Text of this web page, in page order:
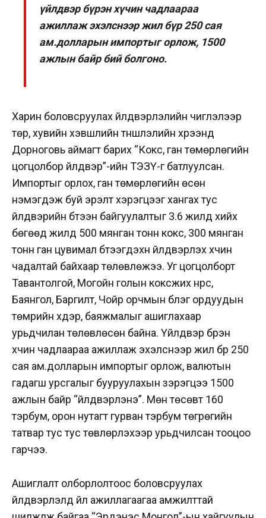
үйлдвэр бүрэн хүчин чадлаараа
ажиллаж эхэлснээр жил бүр 250 сая
ам.долларын импортыг орлож, 1500
ажлын байр бий болгоно.
Харин боловсруулах үйлдвэрлэлийн чиглэлээр
төр, хувийн хэвшлийн түншлэлийн хүрээнд
Дорноговь аймагт барих “Кокс, ган төмөрлөгийн
цогцолбор үйлдвэр”-ийн ТЭЗҮ-г батлуулсан.
Импортыг орлох, ган төмөрлөгийн өсөн
нэмэгдэж буй эрэлт хэрэгцээг хангах тус
үйлдвэрийн бүтээн байгуулалтыг 3.6 жилд хийх
бөгөөд жилд 500 мянган тонн кокс, 300 мянган
тонн ган цувимал бүтээгдэхүүн үйлдвэрлэх хүчин
чадалтай байхаар төлөвлөжээ. Уг цогцолборт
Тавантолгой, Могойн голын коксжих нүүрс,
Баянгол, Баргилт, Чойр орчмын бүлэг ордуудын
төмрийн хүдэр, баяжмалыг ашиглахаар
урьдчилан төлөвлөсөн байна. Үйлдвэр бүрэн
хүчин чадлаараа ажиллаж эхэлснээр жил бүр 250
сая ам.долларын импортыг орлож, валютын
гадагш урсгалыг бууруулахын зэрэгцээ 1500
ажлын байр “үйлдвэрлэнэ”. Мөн төсөвт 160
тэрбум, орон нутагт гурван тэрбум төгрөгийн
татвар тус тус төвлөрүүлэхээр урьдчилсан тооцоо
гарчээ.
Ашиглалт олборлолтоос боловсруулах
үйлдвэрлэлд үйл ажиллагаагаа амжилттай